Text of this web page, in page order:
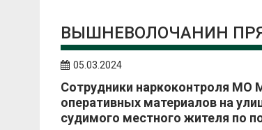
ВЫШНЕВОЛОЧАНИН
05.03.2024
Сотрудники наркоконтроля МО
оперативных материалов на
судимого местного жителя по